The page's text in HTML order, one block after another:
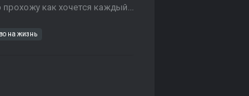
как хочется каждый...
на жизнь